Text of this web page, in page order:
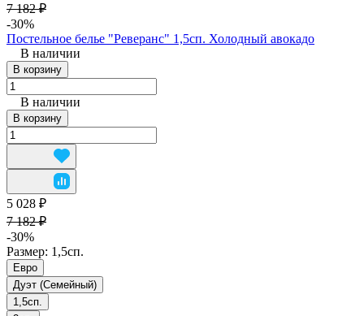
7 182 ₽
-30%
Постельное белье "Реверанс" 1,5сп. Холодный авокадо
В наличии
В корзину
В наличии
В корзину
5 028 ₽
7 182 ₽
-30%
Размер: 1,5сп.
Евро
Дуэт (Семейный)
1,5сп.